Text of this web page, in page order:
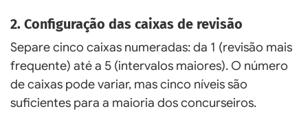
2. Configuração das caixas de revisão
Separe cinco caixas numeradas: da 1 (revisão mais
frequente) até a 5 (intervalos maiores). O número
de caixas pode variar, mas cinco níveis são
suficientes para a maioria dos concurseiros.